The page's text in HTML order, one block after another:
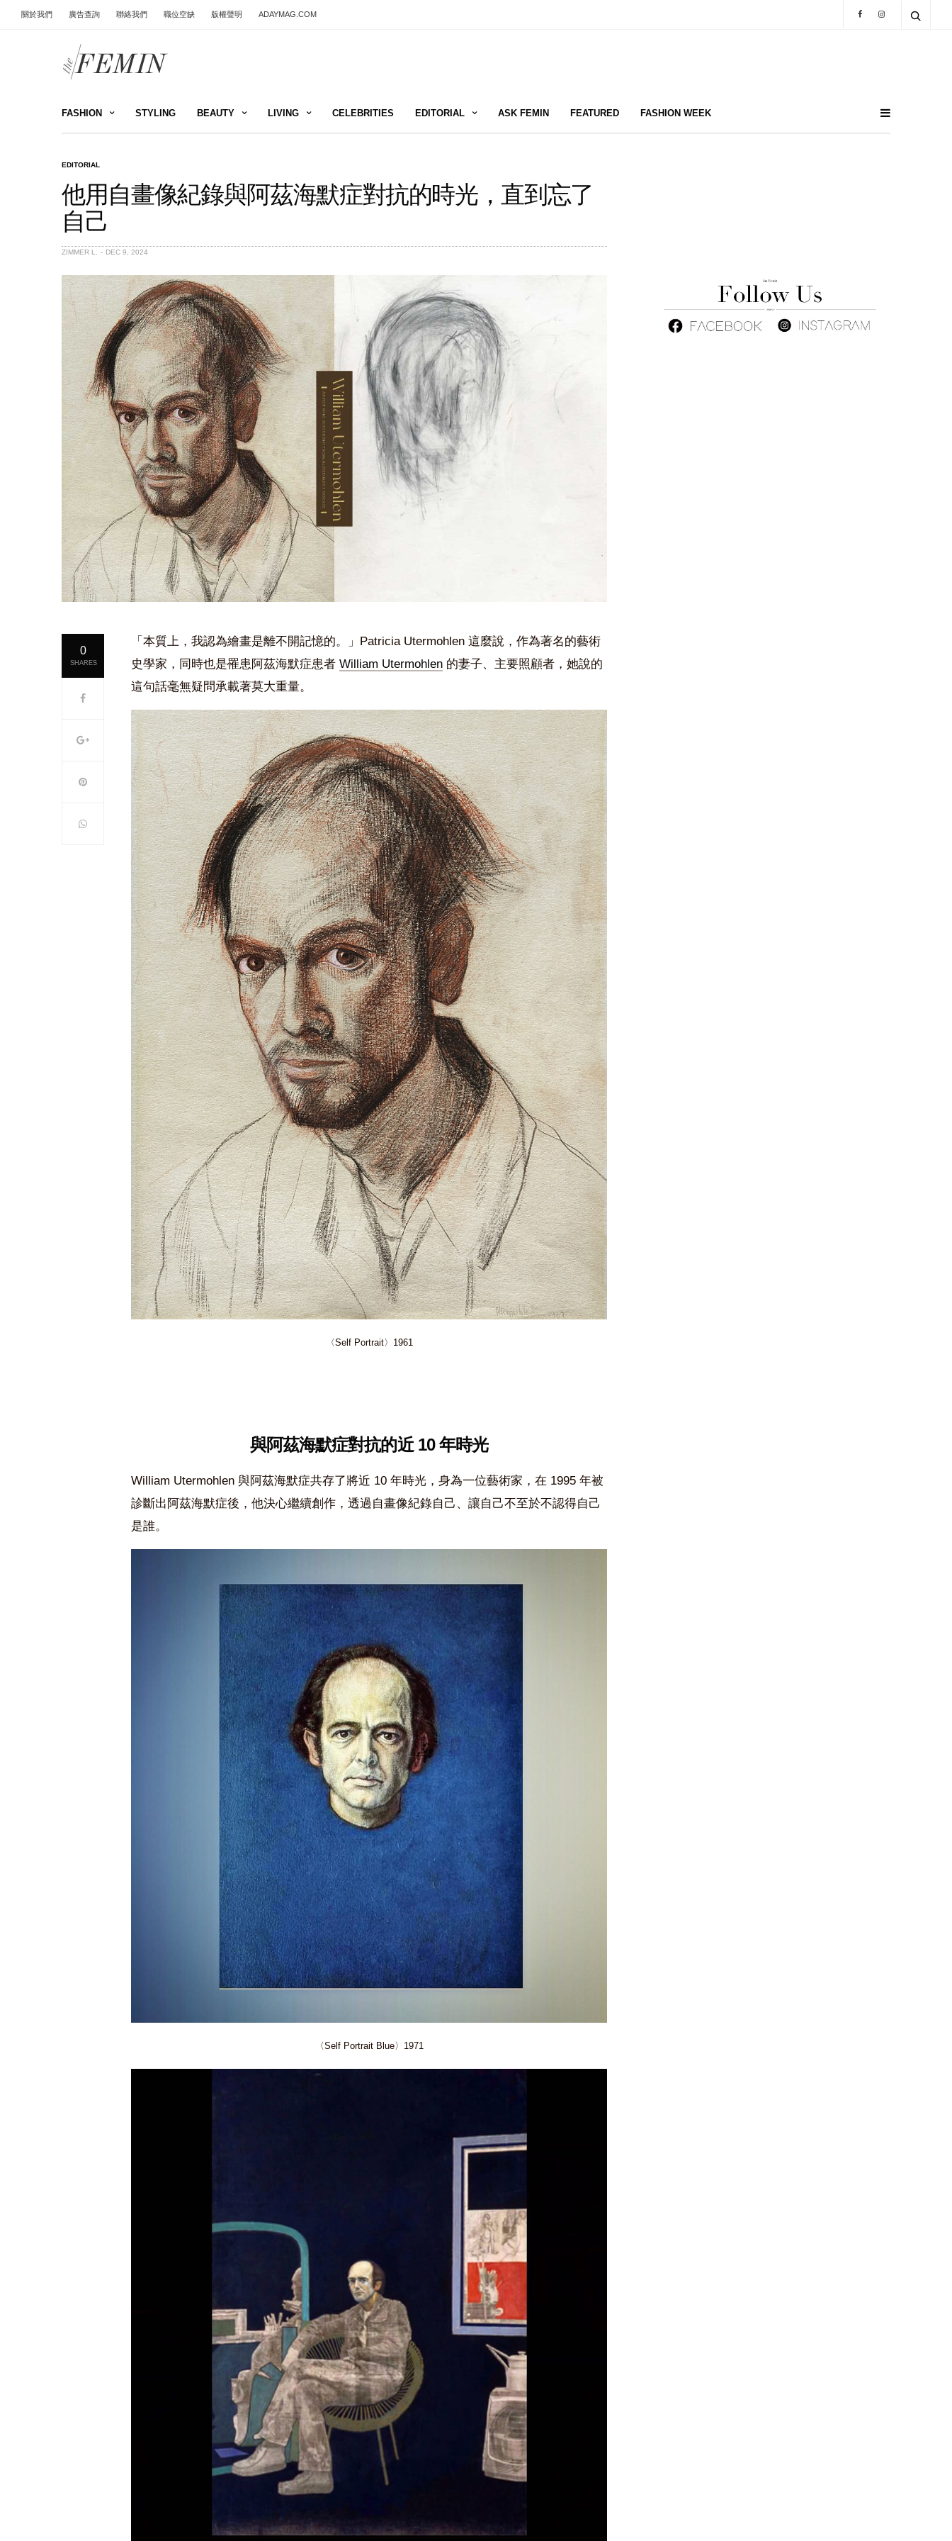
關於我們 廣告查詢 聯絡我們 職位空缺 版權聲明 ADAYMAG.COM
FASHION STYLING BEAUTY LIVING CELEBRITIES EDITORIAL ASK FEMIN FEATURED FASHION WEEK
EDITORIAL
他用自畫像紀錄與阿茲海默症對抗的時光，直到忘了
自己
ZIMMER L. DEC 9, 2024
0
SHARES
「本質上，我認為繪畫是離不開記憶的。」Patricia Utermohlen 這麼說，作為著名的藝術
史學家，同時也是罹患阿茲海默症患者 William Utermohlen 的妻子、主要照顧者，她說的
這句話毫無疑問承載著莫大重量。
〈Self Portrait〉1961
與阿茲海默症對抗的近 10 年時光
William Utermohlen 與阿茲海默症共存了將近 10 年時光，身為一位藝術家，在 1995 年被
診斷出阿茲海默症後，他決心繼續創作，透過自畫像紀錄自己、讓自己不至於不認得自己
是誰。
〈Self Portrait Blue〉1971